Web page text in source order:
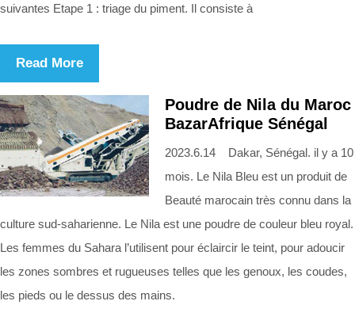
suivantes Etape 1 : triage du piment. Il consiste à
Read More
Poudre de Nila du Maroc
BazarAfrique Sénégal
2023.6.14 Dakar, Sénégal. il y a 10
mois. Le Nila Bleu est un produit de
Beauté marocain très connu dans la
culture sud-saharienne. Le Nila est une poudre de couleur bleu royal.
Les femmes du Sahara l’utilisent pour éclaircir le teint, pour adoucir
les zones sombres et rugueuses telles que les genoux, les coudes,
les pieds ou le dessus des mains.